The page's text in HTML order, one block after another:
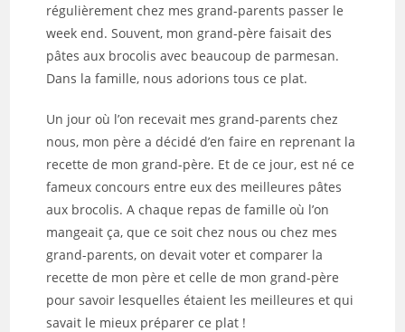
régulièrement chez mes grand-parents passer le
week end. Souvent, mon grand-père faisait des
pâtes aux brocolis avec beaucoup de parmesan.
Dans la famille, nous adorions tous ce plat.
Un jour où l’on recevait mes grand-parents chez
nous, mon père a décidé d’en faire en reprenant la
recette de mon grand-père. Et de ce jour, est né ce
fameux concours entre eux des meilleures pâtes
aux brocolis. A chaque repas de famille où l’on
mangeait ça, que ce soit chez nous ou chez mes
grand-parents, on devait voter et comparer la
recette de mon père et celle de mon grand-père
pour savoir lesquelles étaient les meilleures et qui
savait le mieux préparer ce plat !